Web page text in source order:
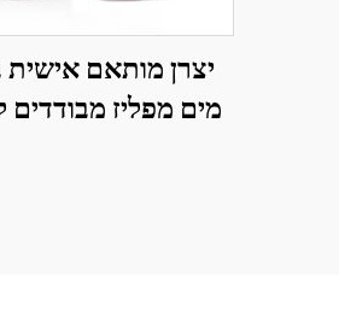
יצרן מותאם אישית
מים מפליז מבודדים